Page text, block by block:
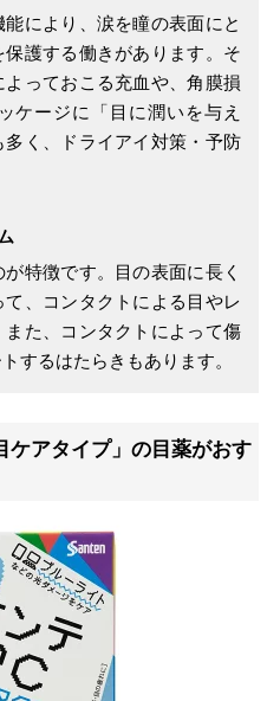
により、涙を瞳の表面にと
護する働きがあります。そ
っておこる充血や、角膜損
ケージに「目に潤いを与え
く、ドライアイ対策・予防
特徴です。目の表面に長く
、コンタクトによる目やレ
た、コンタクトによって傷
するはたらきもあります。
ケアタイプ」の目薬がおす